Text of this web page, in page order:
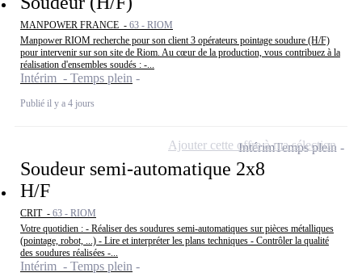
MANPOWER FRANCE - 63 - RIOM
Manpower RIOM recherche pour son client 3 opérateurs pointage soudure (H/F)
pour intervenir sur son site de Riom. Au cœur de la production, vous contribuez à la
réalisation d'ensembles soudés : -...
Intérim - Temps plein
Publié il y a 4 jours
Soudeur semi-automatique 2x8
H/F
CRIT - 63 - RIOM
Votre quotidien : - Réaliser des soudures semi-automatiques sur pièces métalliques
(pointage, robot, ...) - Lire et interpréter les plans techniques - Contrôler la qualité
des soudures réalisées -...
Intérim - Temps plein
IntérimTemps plein
Ajouter cette offre à ma sélection